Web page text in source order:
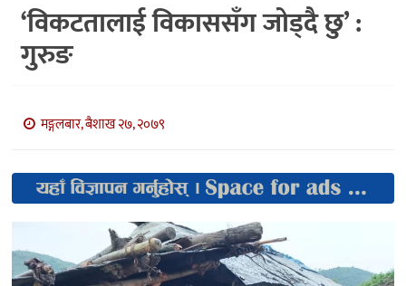
‘विकटतालाई विकाससँग जोड्दै छु’ :
गुरुङ
मङ्गलबार, बैशाख २७, २०७९